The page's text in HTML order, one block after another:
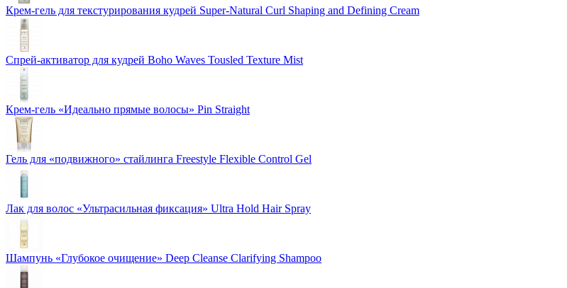
Крем-гель для текстурирования кудрей Super-Natural Curl Shaping and Defining Cream
Спрей-активатор для кудрей Boho Waves Tousled Texture Mist
Крем-гель «Идеально прямые волосы» Pin Straight
Гель для «подвижного» стайлинга Freestyle Flexible Control Gel
Лак для волос «Ультрасильная фиксация» Ultra Hold Hair Spray
Шампунь «Глубокое очищение» Deep Cleanse Clarifying Shampoo